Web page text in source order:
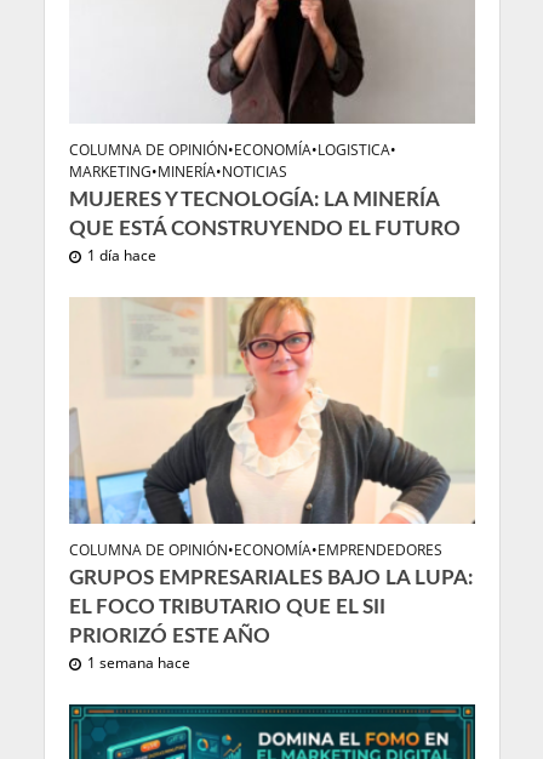
COLUMNA DE OPINIÓN•ECONOMÍA•LOGISTICA•
MARKETING•MINERÍA•NOTICIAS
MUJERES Y TECNOLOGÍA: LA MINERÍA
QUE ESTÁ CONSTRUYENDO EL FUTURO
1 día hace
COLUMNA DE OPINIÓN•ECONOMÍA•EMPRENDEDORES
GRUPOS EMPRESARIALES BAJO LA LUPA:
EL FOCO TRIBUTARIO QUE EL SII
PRIORIZÓ ESTE AÑO
1 semana hace